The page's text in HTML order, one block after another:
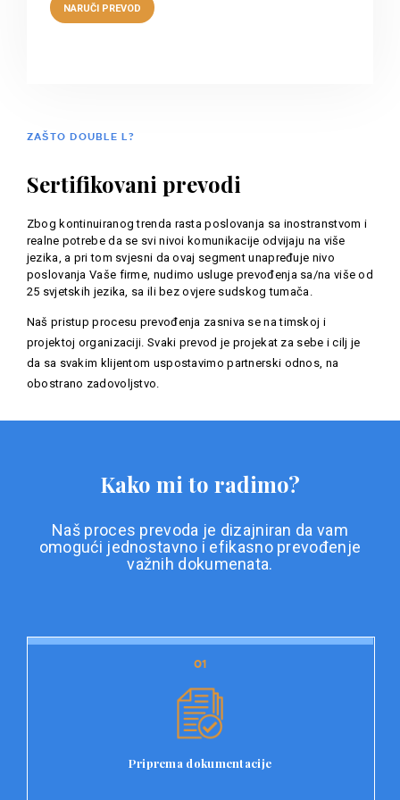
ZAŠTO DOUBLE L?
Sertifikovani prevodi
Zbog kontinuiranog trenda rasta poslovanja sa inostranstvom i
realne potrebe da se svi nivoi komunikacije odvijaju na više
jezika, a pri tom svjesni da ovaj segment unapređuje nivo
poslovanja Vaše firme, nudimo usluge prevođenja sa/na više od
25 svjetskih jezika, sa ili bez ovjere sudskog tumača.
Naš pristup procesu prevođenja zasniva se na timskoj i
projektoj organizaciji. Svaki prevod je projekat za sebe i cilj je
da sa svakim klijentom uspostavimo partnerski odnos, na
obostrano zadovoljstvo.
Kako mi to radimo?
Naš proces prevoda je dizajniran da vam
omogući jednostavno i efikasno prevođenje
važnih dokumenata.
01
Priprema dokumentacije
01
Prvi korak u našem procesu prevoda je priprema
dokumentacije. Korisnici jednostavno učitavaju svoje
dokumenta, kao i specifične zahtjeve za prevod.